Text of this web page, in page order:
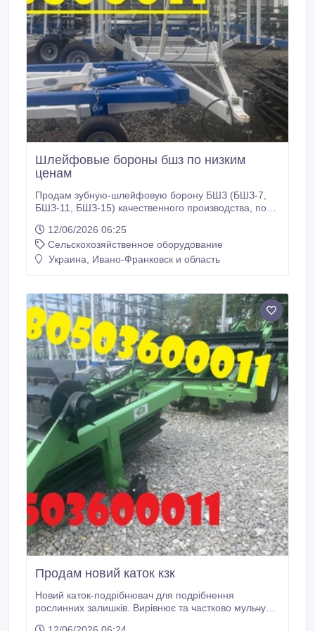
Шлейфовые бороны бшз по низким
ценам
Продам зубную-шлейфовую борону БШЗ (БШЗ-7,
БШЗ-11, БШЗ-15) качественного производства, по
изготовлена ​​из качественной профильной трубы,
что гарантирует надежную и длительную
эксплуатацию агрегата. Рабочие шлейфы
обрабатываемого поля.
12/06/2026 06:25
Сельскохозяйственное оборудование
Украина, Ивано-Франковск и область
Продам новий каток кзк
Новий каток-подрібнювач для подрібнення
рослинних залишків. Вирівнює та частково мульчує